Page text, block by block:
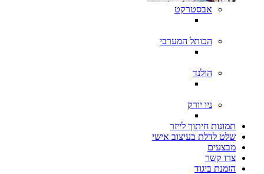
אבסטרקט
הכותל המערבי
הולנד
ניו יורק
תמונות חיתוך לייזר
שלט לדלת בעיצוב אישי
מבצעים
צרו קשר
הזמנת ביגוד